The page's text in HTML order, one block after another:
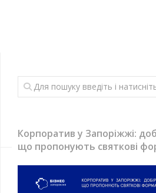
Корпоратив у Запоріжжі:
що пропонують святкові